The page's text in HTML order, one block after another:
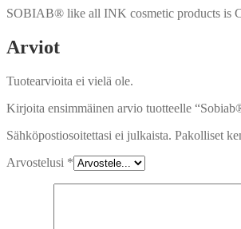
SOBIAB® like all INK cosmetic products
Arviot
Tuotearvioita ei vielä ole.
Kirjoita ensimmäinen arvio tuotteelle
Sähköpostiosoitettasi ei julkaista. Pakolliset
Arvostelusi *